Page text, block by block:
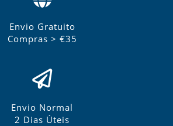
Envio Gratuito
Compras > €35
Envio Normal
2 Dias Úteis